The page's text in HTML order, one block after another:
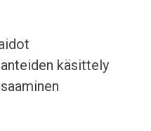
käsittely